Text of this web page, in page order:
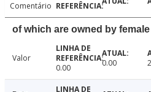
Comentário
of which are owned by
Valor
0.00
0.00